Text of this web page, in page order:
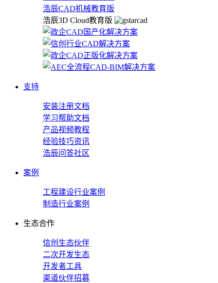
浩辰CAD机械教育版
浩辰3D Cloud教育版
支持
安装注册文档
学习帮助文档
产品视频教程
经验技巧资讯
浩辰问答社区
案例
工程建设行业案例
制造行业案例
生态合作
信创生态伙伴
二次开发生态
开发者工具
渠道伙伴招募